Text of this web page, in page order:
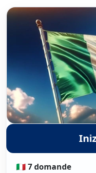
🇮🇹7 domande